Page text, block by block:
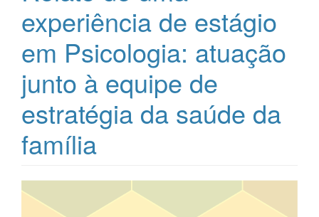
experiência de estágio
em Psicologia: atuação
junto à equipe de
estratégia da saúde da
família
Barra